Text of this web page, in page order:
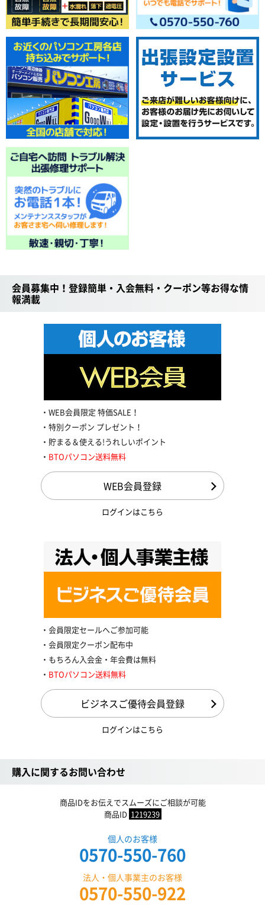
会員募集中！登録簡単・入会無料・クーポン等お得な情
報満載
WEB会員限定 特価SALE！
特別クーポン プレゼント！
貯まる＆使える!うれしいポイント
BTOパソコン送料無料
WEB会員登録
ログインはこちら
会員限定セールへご参加可能
会員限定クーポン配布中
もちろん入会金・年会費は無料
BTOパソコン送料無料
ビジネスご優待会員登録
ログインはこちら
購入に関するお問い合わせ
商品IDをお伝えでスムーズにご相談が可能
商品ID 1219239
個人のお客様
0570-550-760
法人・個人事業主のお客様
0570-550-922